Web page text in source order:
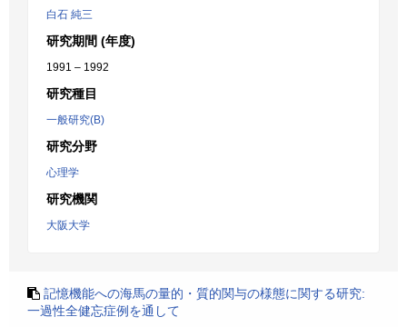
白石 純三
研究期間 (年度)
1991 – 1992
研究種目
一般研究(B)
研究分野
心理学
研究機関
大阪大学
記憶機能への海馬の量的・質的関与の様態に関する研究:
一過性全健忘症例を通して